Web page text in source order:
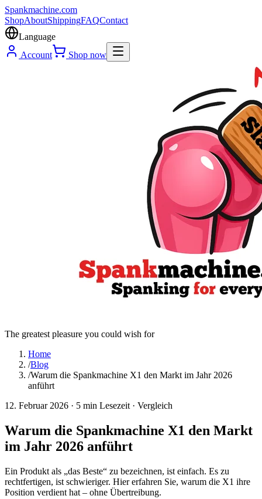
Spankmachine.com
ShopAboutShippingFAQContact
Language
Account
Shop now
The greatest pleasure you could wish for
Home
/Blog
/Warum die Spankmachine X1 den Markt im Jahr 2026
anführt
12. Februar 2026 · 5 min Lesezeit · Vergleich
Warum die Spankmachine X1 den Markt
im Jahr 2026 anführt
Ein Produkt als „das Beste“ zu bezeichnen, ist einfach. Es zu
rechtfertigen, ist schwieriger. Hier erfahren Sie, warum die X1 ihre
Position verdient hat – ohne Übertreibung.